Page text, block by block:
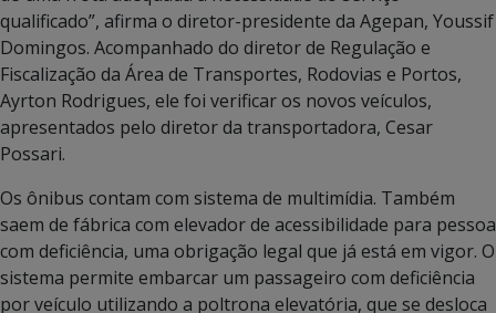
qualificado”, afirma o diretor-presidente da Agepan, Youssif
Domingos. Acompanhado do diretor de Regulação e
Fiscalização da Área de Transportes, Rodovias e Portos,
Ayrton Rodrigues, ele foi verificar os novos veículos,
apresentados pelo diretor da transportadora, Cesar
Possari.
Os ônibus contam com sistema de multimídia. Também
saem de fábrica com elevador de acessibilidade para pessoa
com deficiência, uma obrigação legal que já está em vigor. O
sistema permite embarcar um passageiro com deficiência
por veículo utilizando a poltrona elevatória, que se desloca